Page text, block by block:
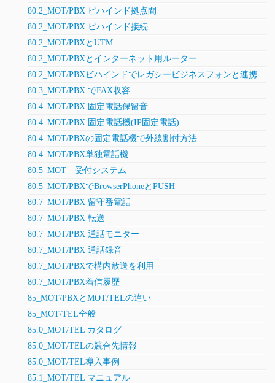
80.2_MOT/PBX ビハインド拠点間
80.2_MOT/PBX ビハインド接続
80.2_MOT/PBXとUTM
80.2_MOT/PBXとインターネット用ルーター
80.2_MOT/PBXビハインドでレガシービジネスフォンと連携
80.3_MOT/PBX でFAX収容
80.4_MOT/PBX 固定電話保留音
80.4_MOT/PBX 固定電話機(IP固定電話)
80.4_MOT/PBXの固定電話機で外線割付方法
80.4_MOT/PBX単独電話機
80.5_MOT 受付システム
80.5_MOT/PBXでBrowserPhoneとPUSH
80.7_MOT/PBX 留守番電話
80.7_MOT/PBX 転送
80.7_MOT/PBX 通話モニター
80.7_MOT/PBX 通話録音
80.7_MOT/PBXで構内放送を利用
80.7_MOT/PBX着信履歴
85_MOT/PBXとMOT/TELの違い
85_MOT/TEL全般
85.0_MOT/TEL カタログ
85.0_MOT/TELの競合先情報
85.0_MOT/TEL導入事例
85.1_MOT/TEL マニュアル